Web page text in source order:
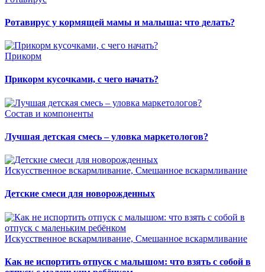
Ротавирус у кормящей мамы и малыша: что делать?
Прикорм
Прикорм кусочками, с чего начать?
Состав и компоненты
Лучшая детская смесь – уловка маркетологов?
Искусственное вскармливание, Смешанное вскармливание
Детские смеси для новорожденных
Искусственное вскармливание, Смешанное вскармливание
Как не испортить отпуск с малышом: что взять с собой в